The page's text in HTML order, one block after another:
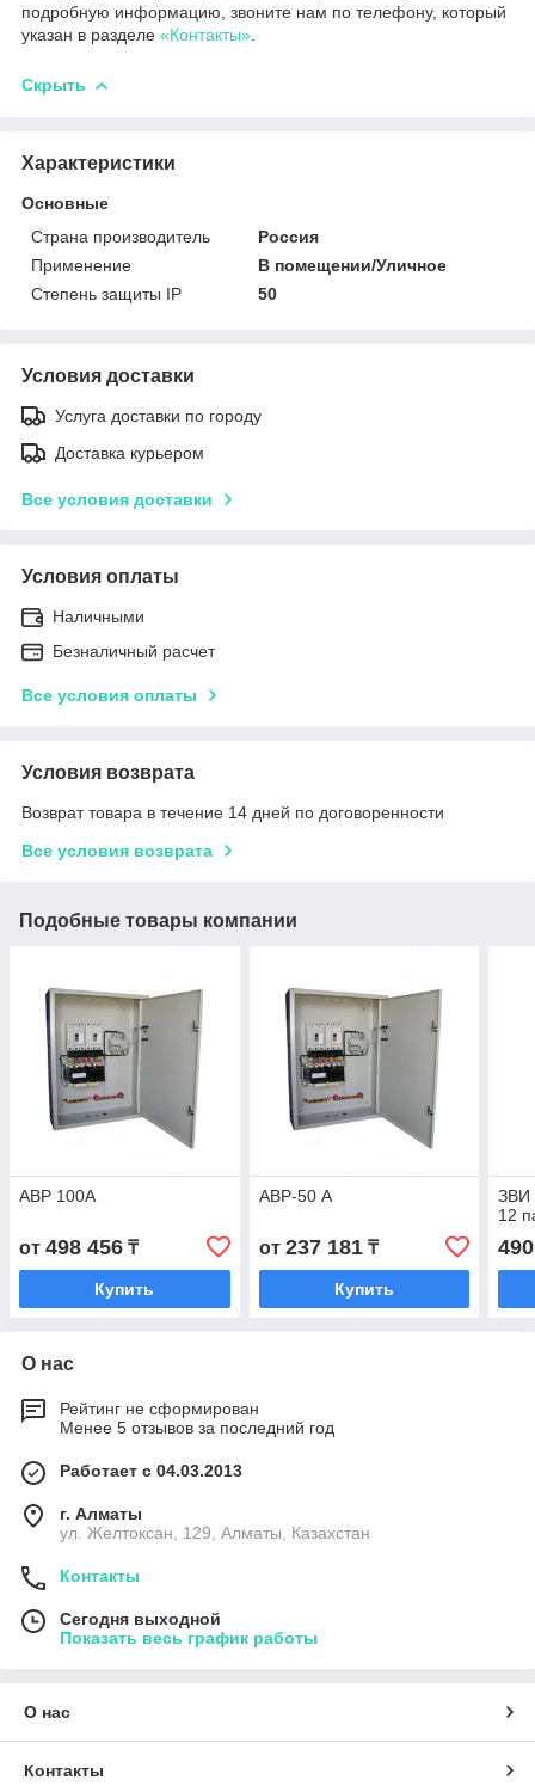
подробную информацию, звоните нам по телефону, который
указан в разделе «Контакты»
Скрыть
Характеристики
Основные
Страна производитель
Россия
Применение
В помещении/Уличное
Степень защиты IP
50
Условия доставки
Услуга доставки по городу
Доставка курьером
Все условия доставки
Условия оплаты
Наличными
Безналичный расчет
Все условия оплаты
Условия возврата
Возврат товара в течение 14 дней по договоренности
Все условия возврата
Подобные товары компании
АВР 100А
от 498 456 ₸
Купить
АВР-50 А
от 237 181₸
Купить
ЗВИ
12
490
О нас
Рейтинг не сформирован
Менее 5 отзывов за последний год
Работает с 04.03.2013
г. Алматы
ул. Желтоксан, 129, Алматы, Казахстан
Контакты
Сегодня выходной
Показать весь график работы
О нас
Контакты